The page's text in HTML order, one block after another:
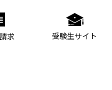
求 受験生サイト